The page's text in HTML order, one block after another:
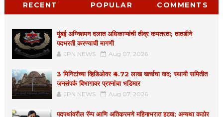
RECENT POPULAR COMMENTS
मुंबई अग्निशमन दलात अधिकाऱ्यांची तीव्र कमतरता; तातडीने
पदभरती करण्याची मागणी
JPN NEWS Aug 07, 2026
3 मिनिटांच्या व्हिडिओवर ₹4.72 लाख खर्चाचा वाद; स्थायी समितीत
जनसंपर्क विभागावर प्रश्नांचा भडिमार
JPN NEWS Aug 07, 2026
पदपथांवरील रॅम्प आणि अतिक्रमणे महिनाभरात हटवा; अन्यथा कठोर